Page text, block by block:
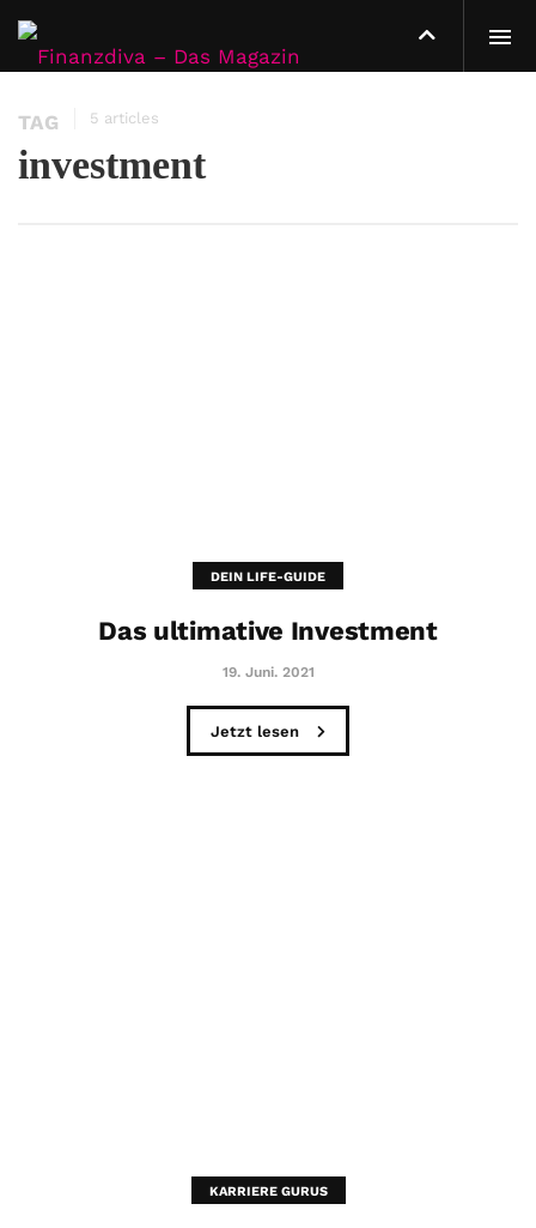
TAG 5 articles
investment
DEIN LIFE-GUIDE
Das ultimative Investment
19. Juni. 2021
Jetzt lesen
KARRIERE GURUS